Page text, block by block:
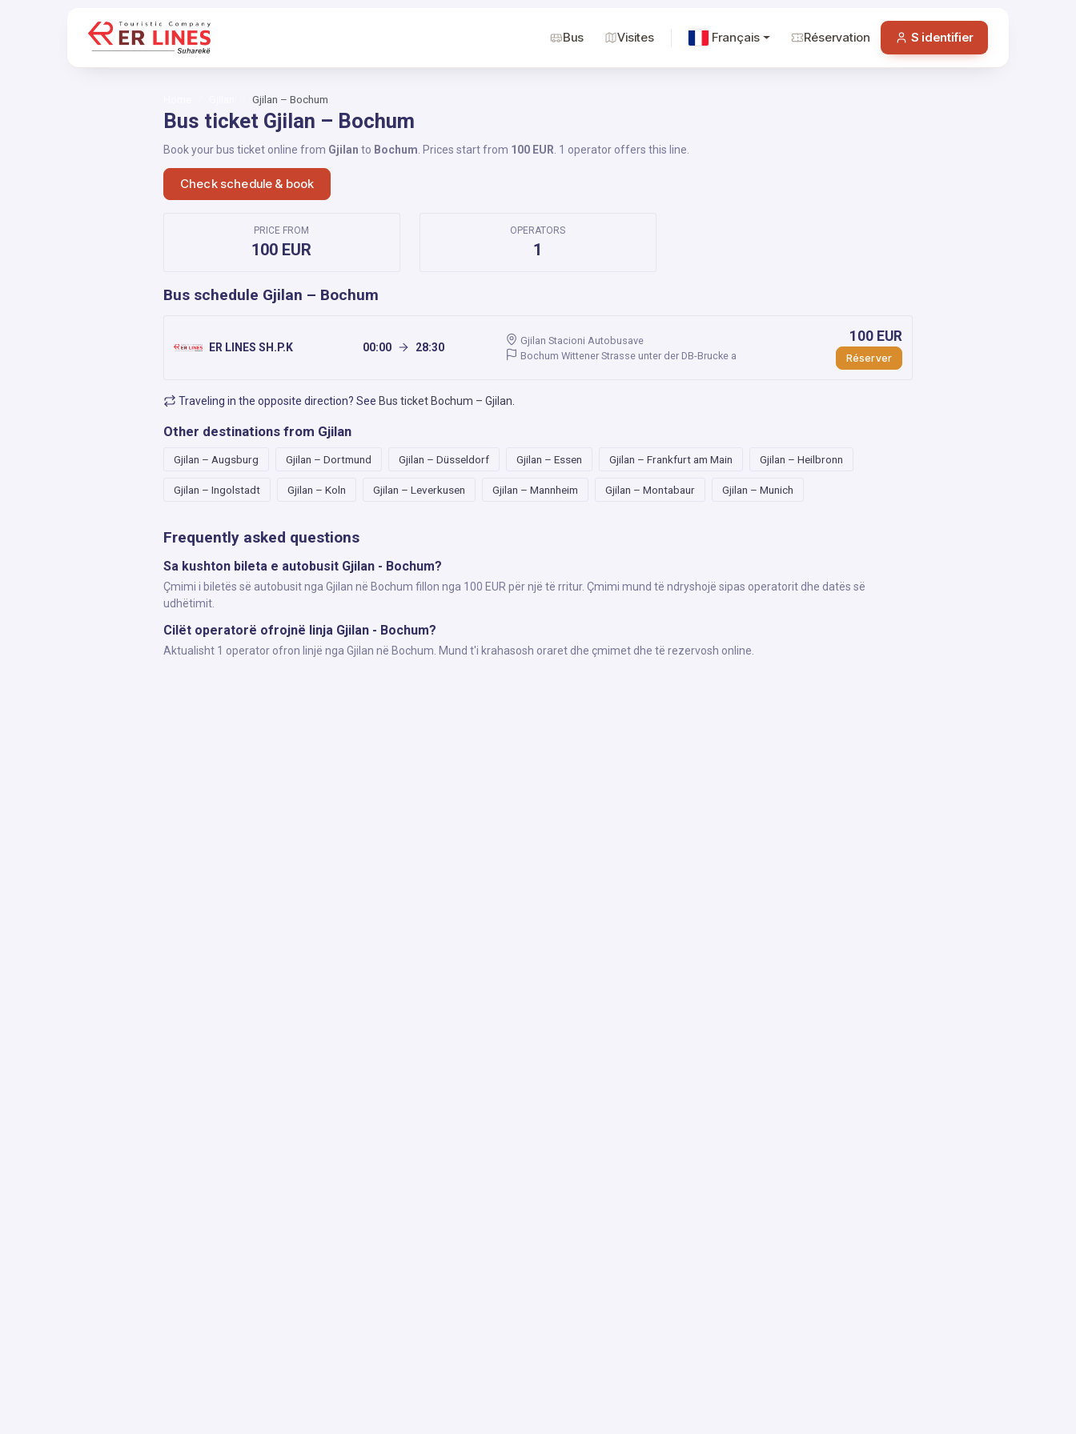
Bus Visites Français Réservation S identifier
Gjilan – Bochum
Bus ticket Gjilan – Bochum
Book your bus ticket online from Gjilan to Bochum . Prices start from 100 EUR . 1 operator offers this line.
Check schedule & book
PRICE FROM
100 EUR
OPERATORS
1
Bus schedule Gjilan – Bochum
ER LINES SH.P.K 00:00 28:30
Gjilan Stacioni Autobusave
Bochum Wittener Strasse unter der DB-Brucke a
100 EUR
Réserver
Traveling in the opposite direction? See Bus ticket Bochum – Gjilan
Other destinations from Gjilan
Gjilan – Augsburg Gjilan – Dortmund Gjilan – Düsseldorf Gjilan – Essen Gjilan – Frankfurt am Main Gjilan – Heilbronn
Gjilan – Ingolstadt Gjilan – Koln Gjilan – Leverkusen Gjilan – Mannheim Gjilan – Montabaur Gjilan – Munich
Frequently asked questions
Sa kushton bileta e autobusit Gjilan - Bochum?
Çmimi i biletës së autobusit nga Gjilan në Bochum fillon nga 100 EUR për një të rritur. Çmimi mund të ndryshojë sipas operatorit dhe datës së
udhëtimit.
Cilët operatorë ofrojnë linja Gjilan - Bochum?
Aktualisht 1 operator ofron linjë nga Gjilan në Bochum. Mund t'i krahasosh oraret dhe çmimet dhe të rezervosh online.